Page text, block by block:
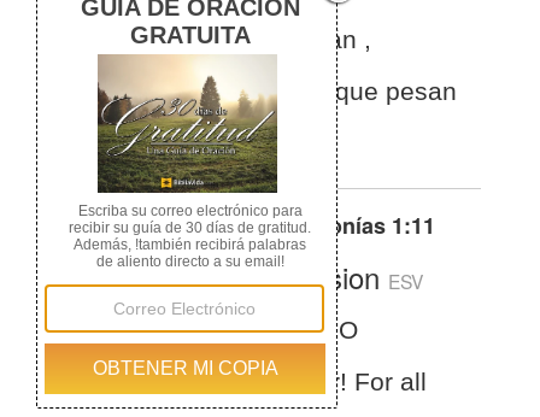
todo el pueblo de Canaán ,
exterminados todos los que pesan
plata.
Otras traducciones deSofonías 1:11
English Standard Version ESV
Zephaniah 1:11 Wail, O
inhabitants of the Mortar! For all